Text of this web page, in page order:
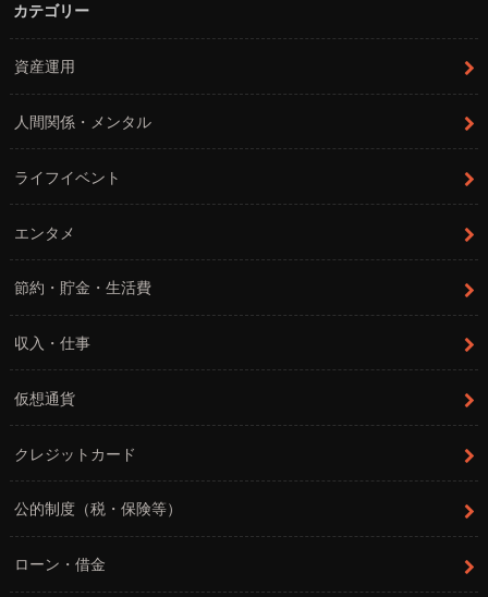
カテゴリー
資産運用
人間関係・メンタル
ライフイベント
エンタメ
節約・貯金・生活費
収入・仕事
仮想通貨
クレジットカード
公的制度（税・保険等）
ローン・借金